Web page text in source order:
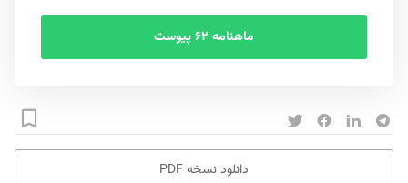
ماهنامه ۶۲ پیوست
دانلود نسخه PDF